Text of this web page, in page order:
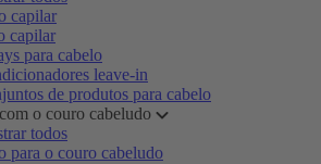
capilar
capilar
para cabelo
leave-in
de produtos para cabelo
o couro cabeludo
todos
para o couro cabeludo